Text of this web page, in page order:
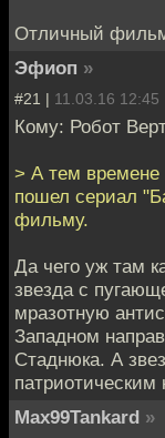
Отличный
Эфиоп »
#21 | 11.03.16 12:45
Кому: Робот
> А тем
пошел сериал
фильму.
Да чего уж там
звезда с
мразотную
Западном
Стаднюка. А
патриотическим
Max99Tankard »